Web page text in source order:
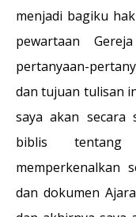
menjadi bagiku
pewartaan
pertanyaan-
dan tujuan tulisan
saya akan secara
biblis tentang
memperkenalkan
dan dokumen